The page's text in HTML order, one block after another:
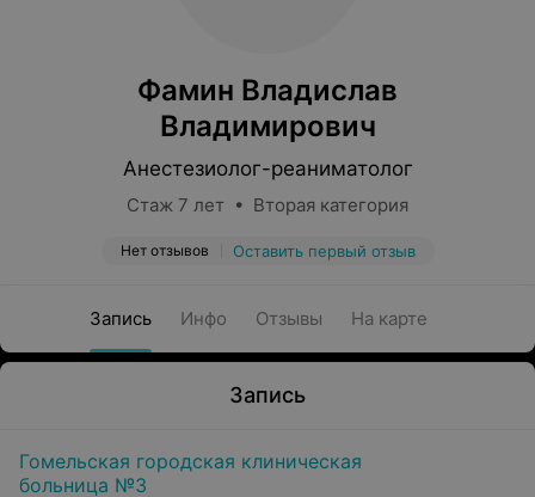
Фамин Владислав
Владимирович
Анестезиолог-реаниматолог
Стаж 7 лет • Вторая категория
Нет отзывов Оставить первый отзыв
Запись Инфо Отзывы На карте
Запись
Гомельская городская клиническая
больница №3